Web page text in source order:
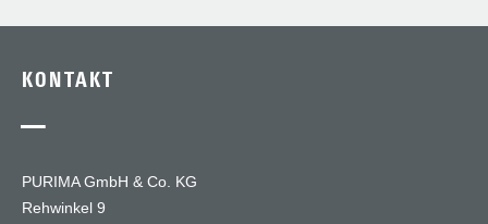
KONTAKT
—
PURIMA GmbH & Co. KG
Rehwinkel 9